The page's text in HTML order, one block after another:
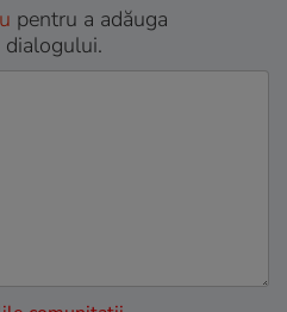
pentru a adăuga